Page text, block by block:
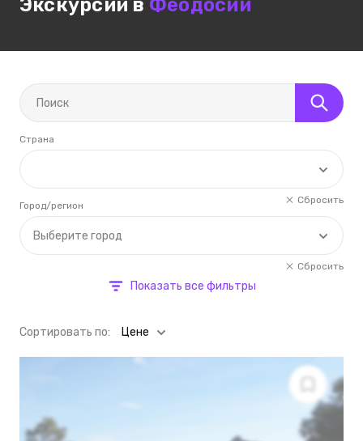
Экскурсии в Феодосии
Страна
Сбросить
Выберите город
Город/регион
Сбросить
Показать все фильтры
Cортировать по: Цене